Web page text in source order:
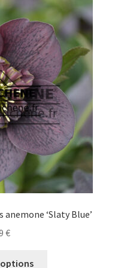
Les
options
peuvent
être
choisies
sur
la
page
du
produit
anemone ‘Slaty Blue’
€
options